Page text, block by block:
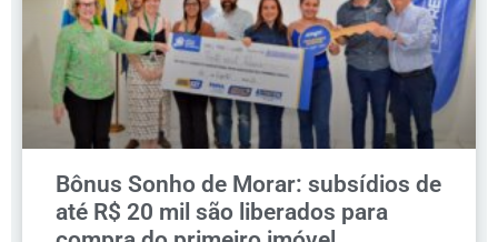
Bônus Sonho de Morar: subsídios de
até R$ 20 mil são liberados para